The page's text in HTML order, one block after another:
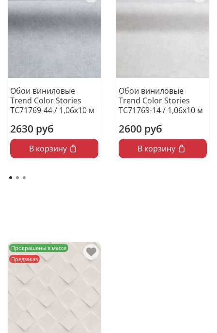
Обои виниловые
Trend Color Stories
TC71769-44 / 1,06х10 м
2630 руб
В корзину
Обои виниловые
Trend Color Stories
TC71769-14 / 1,06х10 м
2600 руб
В корзину
Прокрашены в массе
Предзаказ